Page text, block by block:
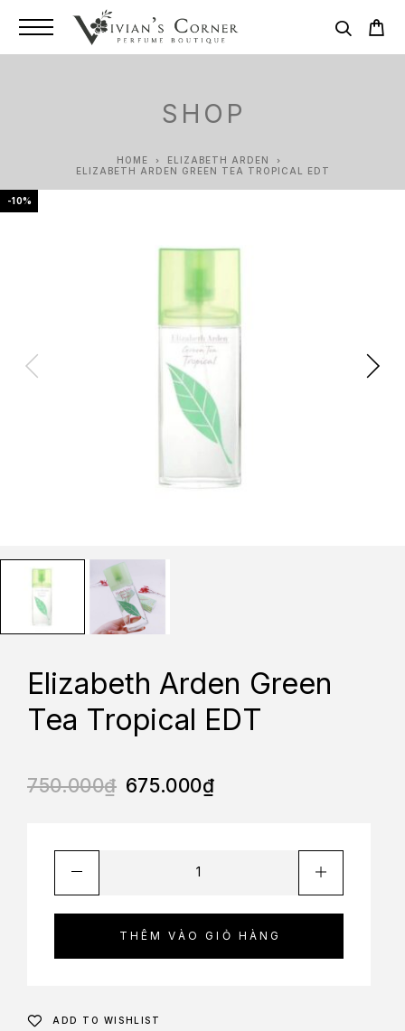
SHOP
HOME
ELIZABETH ARDEN
ELIZABETH ARDEN GREEN TEA TROPICAL EDT
-10%
Elizabeth Arden Green
Tea Tropical EDT
750.000₫ 675.000₫
THÊM VÀO GIỎ HÀNG
ADD TO WISHLIST